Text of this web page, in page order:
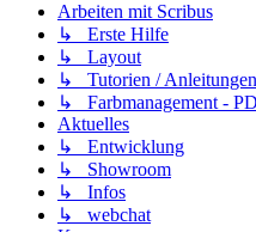
Arbeiten mit Scribus
↳ Erste Hilfe
↳ Layout
↳ Tutorien / Anleitungen
↳ Farbmanagement -
Aktuelles
↳ Entwicklung
↳ Showroom
↳ Infos
↳ webchat